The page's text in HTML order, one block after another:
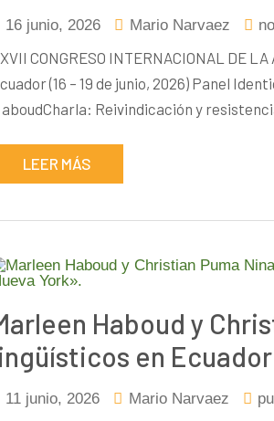
16 junio, 2026 Mario Narvaez
CONGRESO INTERNACIONAL DE
(16 – 19 de junio, 2026) Panel
Reivindicación y
LEER MÁS
Haboud y
en Ecuador
11 junio, 2026 Mario Narvaez